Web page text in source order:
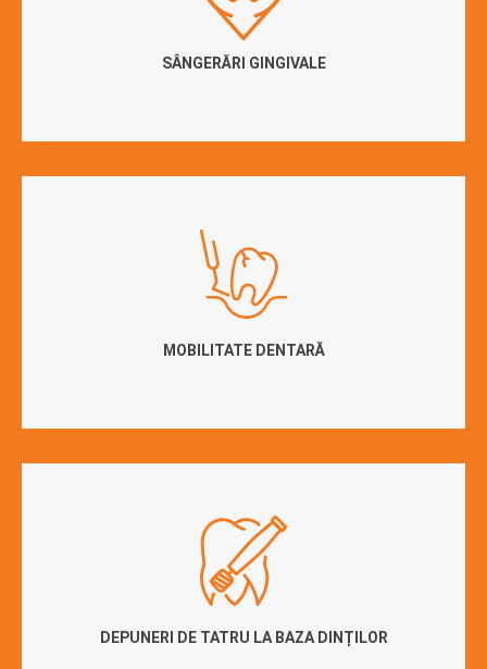
SÂNGERĂRI GINGIVALE
MOBILITATE DENTARĂ
DEPUNERI DE TATRU LA BAZA DINȚILOR